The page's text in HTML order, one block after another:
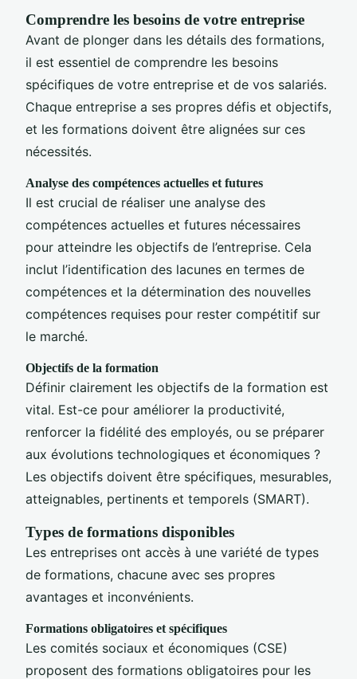
Comprendre les besoins de votre entreprise
Avant de plonger dans les détails des formations,
il est essentiel de comprendre les besoins
spécifiques de votre entreprise et de vos salariés.
Chaque entreprise a ses propres défis et objectifs,
et les formations doivent être alignées sur ces
nécessités.
Analyse des compétences actuelles et futures
Il est crucial de réaliser une analyse des
compétences actuelles et futures nécessaires
pour atteindre les objectifs de l’entreprise. Cela
inclut l’identification des lacunes en termes de
compétences et la détermination des nouvelles
compétences requises pour rester compétitif sur
le marché.
Objectifs de la formation
Définir clairement les objectifs de la formation est
vital. Est-ce pour améliorer la productivité,
renforcer la fidélité des employés, ou se préparer
aux évolutions technologiques et économiques ?
Les objectifs doivent être spécifiques, mesurables,
atteignables, pertinents et temporels (SMART).
Types de formations disponibles
Les entreprises ont accès à une variété de types
de formations, chacune avec ses propres
avantages et inconvénients.
Formations obligatoires et spécifiques
Les comités sociaux et économiques (CSE)
proposent des formations obligatoires pour les